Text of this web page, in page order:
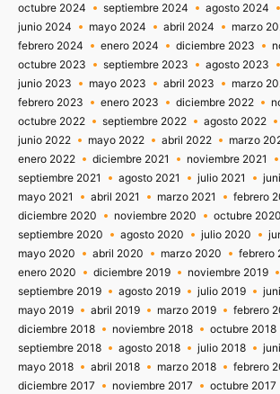
octubre 2024
septiembre 2024 agosto 2024
junio 2024
mayo 2024 abril 2024
marzo
febrero 2024
enero 2024 diciembre 2023
octubre 2023
septiembre 2023 agosto 2023
junio 2023
mayo 2023 abril 2023
marzo
febrero 2023
enero 2023 diciembre 2022
octubre 2022
septiembre 2022 agosto 2022
junio 2022
mayo 2022 abril 2022 marzo
enero 2022
diciembre 2021 noviembre 2021
septiembre 2021
agosto 2021 julio 2021
mayo 2021
abril 2021 marzo 2021 febrero
diciembre 2020
noviembre 2020
octubre 2020
septiembre 2020
agosto 2020 julio 2020
mayo 2020
abril 2020 marzo 2020
febrero
enero 2020
diciembre 2019 noviembre 2019
septiembre 2019
agosto 2019 julio 2019
mayo 2019
abril 2019 marzo 2019 febrero
diciembre 2018
noviembre 2018
octubre 2018
septiembre 2018
agosto 2018 julio 2018
mayo 2018
abril 2018 marzo 2018 febrero
diciembre 2017
noviembre 2017
octubre 2017